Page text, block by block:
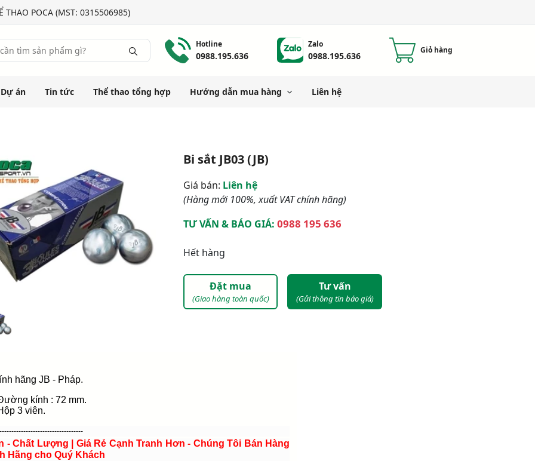
THAO POCA (MST: 0315506985)
Hotline
0988.195.636
Zalo
0988.195.636 Giỏ hàng
Dự án Tin tức Thể thao tổng hợp Hướng dẫn mua hàng Liên hệ
Bi sắt JB03 (JB)
Giá bán: Liên hệ
(Hàng mới 100%, xuất VAT chính hãng)
TƯ VẤN & BÁO GIÁ:0988 195 636
Hết hàng
Đặt mua
(Giao hàng toàn quốc)
Tư vấn
(Gửi thông tin báo giá)
hãng JB - Pháp.
kính : 72 mm.
3 viên.
- Chất Lượng | Giá Rẻ Cạnh Tranh Hơn - Chúng Tôi Bán Hàng
Hãng cho Quý Khách